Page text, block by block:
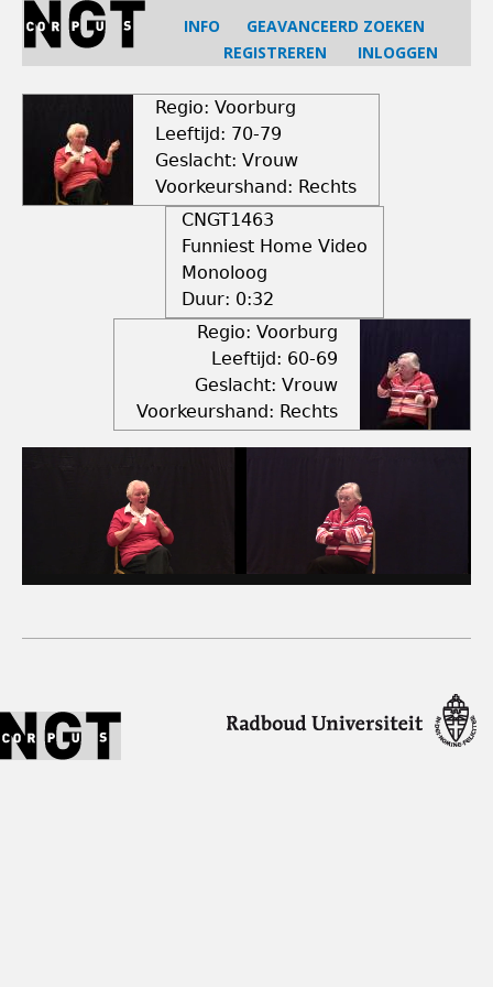
Jump
navigation
INFO
GEAVANCEERD ZOEKEN
REGISTREREN
INLOGGEN
Regio: Voorburg
Leeftijd: 70-79
Geslacht: Vrouw
Voorkeurshand: Rechts
CNGT1463
Funniest Home Video
Monoloog
Duur: 0:32
Regio: Voorburg
Leeftijd: 60-69
Geslacht: Vrouw
Voorkeurshand: Rechts